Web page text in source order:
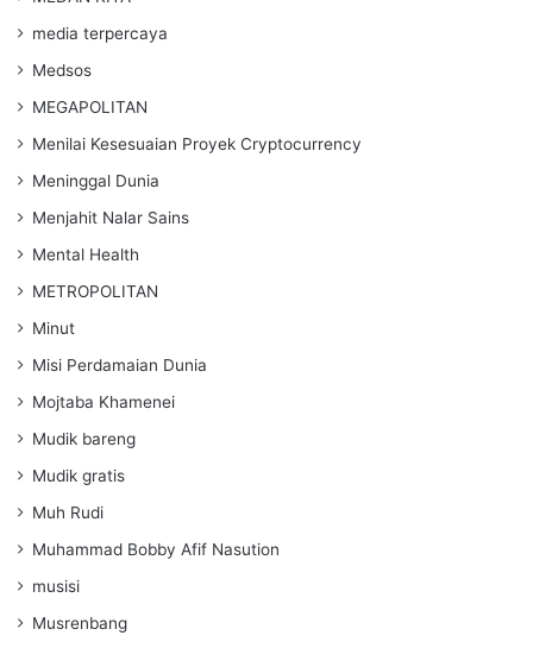
media terpercaya
Medsos
MEGAPOLITAN
Menilai Kesesuaian Proyek Cryptocurrency
Meninggal Dunia
Menjahit Nalar Sains
Mental Health
METROPOLITAN
Minut
Misi Perdamaian Dunia
Mojtaba Khamenei
Mudik bareng
Mudik gratis
Muh Rudi
Muhammad Bobby Afif Nasution
musisi
Musrenbang